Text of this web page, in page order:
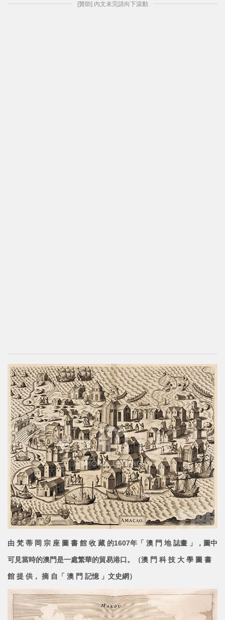
[贊助] 內文未完請向下滾動
由 梵 蒂 岡 宗 座 圖 書 館 收 藏 的1607年「 澳 門 地 誌畫 」，圖中
可見當時的澳門是一處繁華的貿易港口。（澳 門 科 技 大 學 圖 書
館 提 供， 摘 自「 澳 門 記憶 」文史網）